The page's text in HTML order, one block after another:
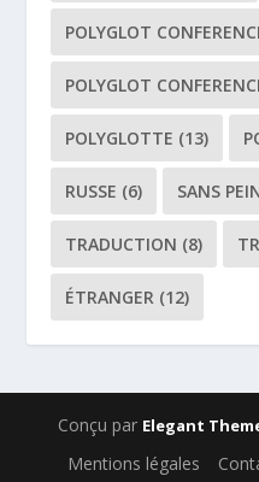
POLYGLOT
POLYGLOT
POLYGLOTTE (13)
RUSSE (6) SANS
TRADUCTION (8)
ÉTRANGER (12)
Conçu par Elegant
Mentions légales